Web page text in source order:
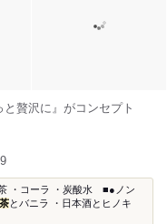
贅沢に』がコンセプト
・コーラ ・炭酸水 ■●ノン
茶とバニラ ・日本酒とヒノキ